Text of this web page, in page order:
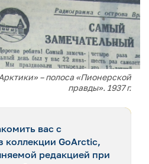
– полоса «Пионерской
правды». 1937 г.
вас с
коллекции GoArctic,
редакцией при